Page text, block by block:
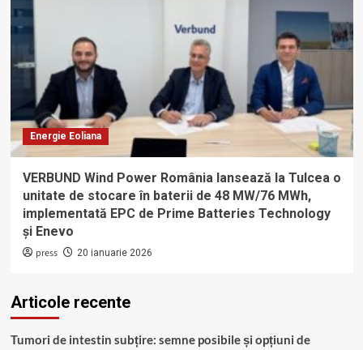
Energie Eoliana
VERBUND Wind Power România lansează la Tulcea o
unitate de stocare în baterii de 48 MW/76 MWh,
implementată EPC de Prime Batteries Technology
și Enevo
press 20 ianuarie 2026
Articole recente
Tumori de intestin subțire: semne posibile și opțiuni de